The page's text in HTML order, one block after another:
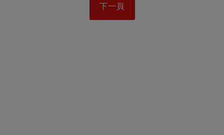
下一頁